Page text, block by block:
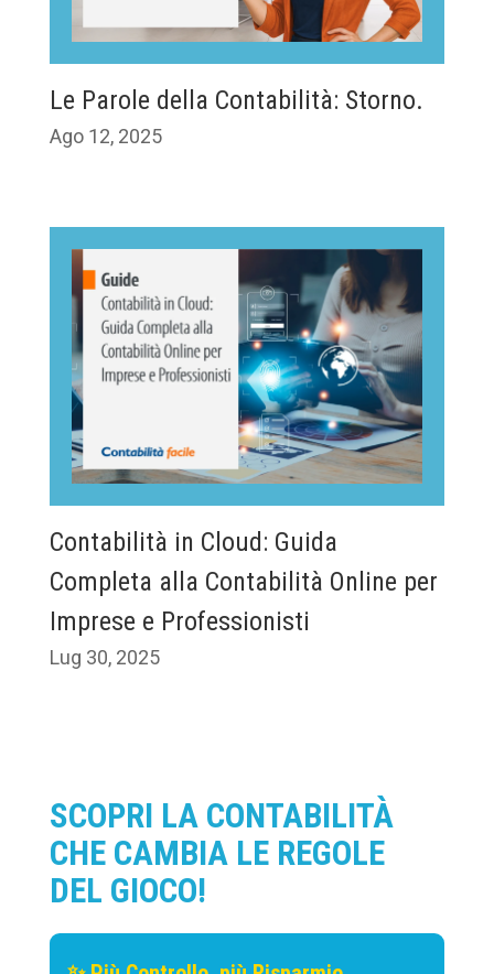
Le Parole della Contabilità: Storno.
Ago 12, 2025
Contabilità in Cloud: Guida
Completa alla Contabilità Online per
Imprese e Professionisti
Lug 30, 2025
SCOPRI LA CONTABILITÀ
CHE CAMBIA LE REGOLE
DEL GIOCO!